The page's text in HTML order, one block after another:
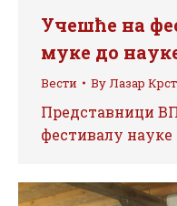
Учешће на
муке до
Вести ByЛазар
Представници
фестивалу науке